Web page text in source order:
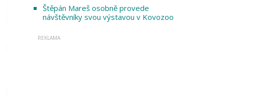
Štěpán Mareš osobně provede
návštěvníky svou výstavou v Kovozoo